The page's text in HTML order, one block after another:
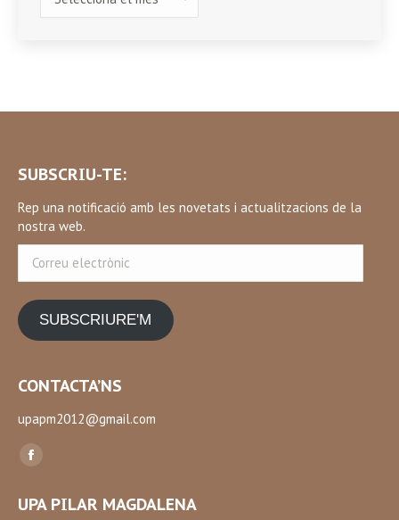
SUBSCRIU-TE:
Rep una notificació amb les novetats i actualitzacions de la
nostra web.
electrònic
SUBSCRIURE'M
CONTACTA’NS
upapm2012@gmail.com
Find us on:
Facebook
opens
UPA PILAR MAGDALENA